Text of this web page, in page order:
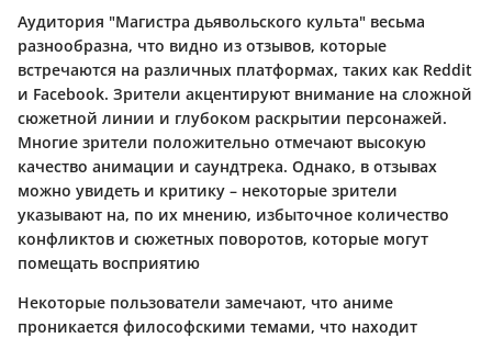
Аудитория "Магистра дьявольского культа" весьма
разнообразна, что видно из отзывов, которые
встречаются на различных платформах, таких как Reddit
и Facebook. Зрители акцентируют внимание на сложной
сюжетной линии и глубоком раскрытии персонажей.
Многие зрители положительно отмечают высокую
качество анимации и саундтрека. Однако, в отзывах
можно увидеть и критику – некоторые зрители
указывают на, по их мнению, избыточное количество
конфликтов и сюжетных поворотов, которые могут
помещать восприятию
Некоторые пользователи замечают, что аниме
проникается философскими темами, что находит